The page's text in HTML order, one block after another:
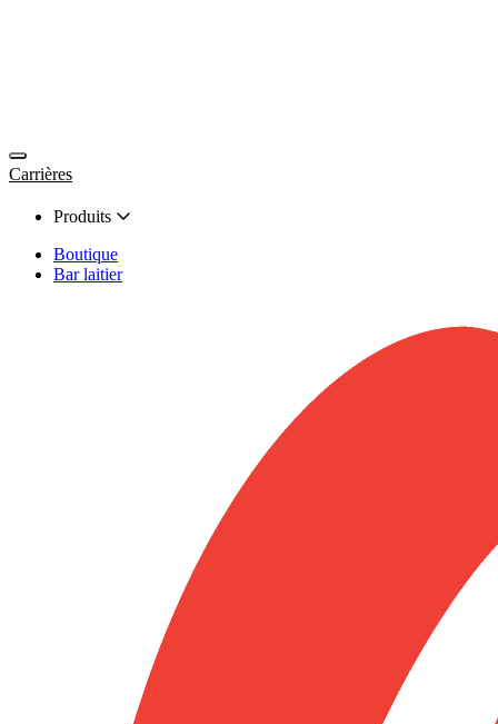
Carrières
Produits
Boutique
Bar laitier